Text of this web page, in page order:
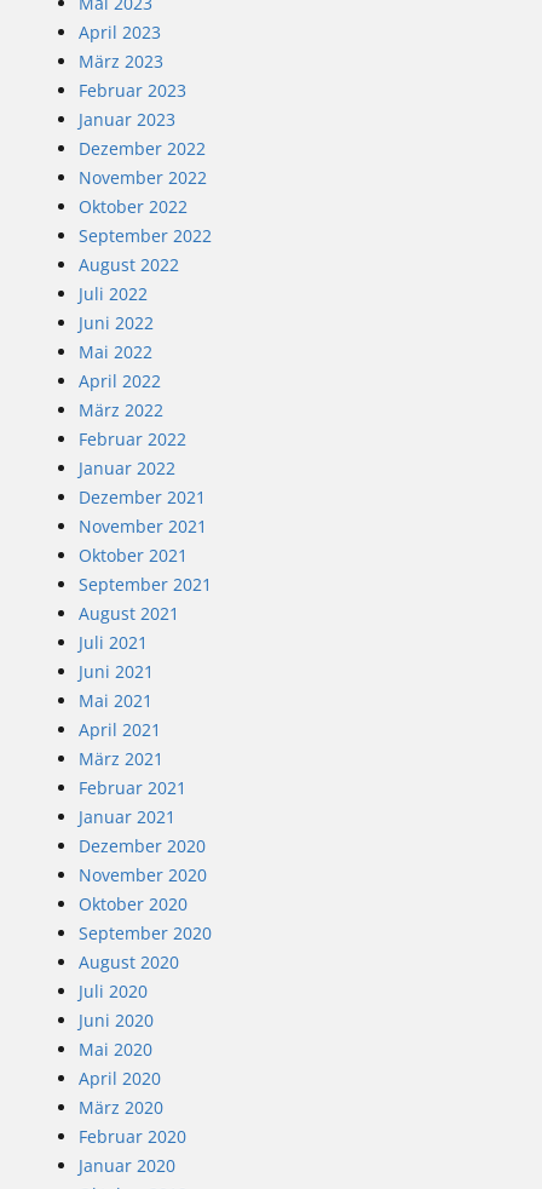
April 2023
März 2023
Februar 2023
Januar 2023
Dezember 2022
November 2022
Oktober 2022
September 2022
August 2022
Juli 2022
Juni 2022
Mai 2022
April 2022
März 2022
Februar 2022
Januar 2022
Dezember 2021
November 2021
Oktober 2021
September 2021
August 2021
Juli 2021
Juni 2021
Mai 2021
April 2021
März 2021
Februar 2021
Januar 2021
Dezember 2020
November 2020
Oktober 2020
September 2020
August 2020
Juli 2020
Juni 2020
Mai 2020
April 2020
März 2020
Februar 2020
Januar 2020